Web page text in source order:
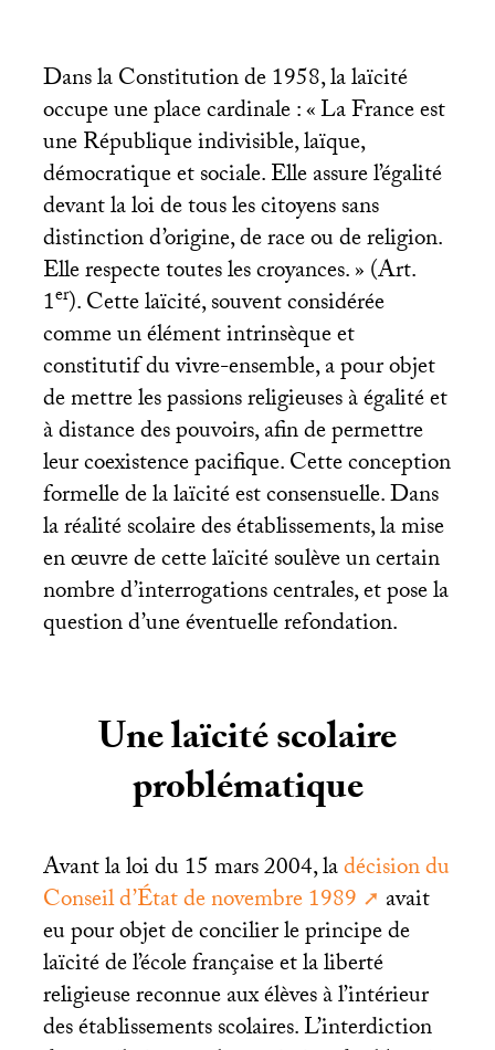
Dans la Constitution de 1958, la laïcité
occupe une place cardinale : «La France est
une République indivisible, laïque,
démocratique et sociale. Elle assure l’égalité
devant la loi de tous les citoyens sans
distinction d’origine, de race ou de religion.
Elle respecte toutes les croyances.» (Art.
1er). Cette laïcité, souvent considérée
comme un élément intrinsèque et
constitutif du vivre-ensemble, a pour objet
de mettre les passions religieuses à égalité et
à distance des pouvoirs, afin de permettre
leur coexistence pacifique. Cette conception
formelle de la laïcité est consensuelle. Dans
la réalité scolaire des établissements, la mise
en œuvre de cette laïcité soulève un certain
nombre d’interrogations centrales, et pose la
question d’une éventuelle refondation.
Une laïcité scolaire
problématique
Avant la loi du 15 mars 2004, ladécision du
Conseil d’État de novembre 1989
avait
eu pour objet de concilier le principe de
laïcité de l’école française et la liberté
religieuse reconnue aux élèves à l’intérieur
des établissements scolaires. L’interdiction